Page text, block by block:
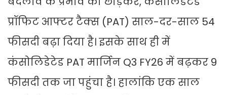
प्रॉफिट आफ्टर टैक्स (PAT) साल-दर-साल 54
फीसदी बढ़ा दिया है। इसके साथ ही में
कंसोलिडेटेड PAT मार्जिन Q3 FY26 में बढ़कर 9
फीसदी तक जा पहुंचा है। हालांकि एक साल